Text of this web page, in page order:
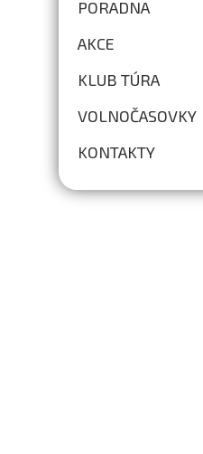
PORADNA
AKCE
KLUB TÚRA
VOLNOČASOVKY
KONTAKTY